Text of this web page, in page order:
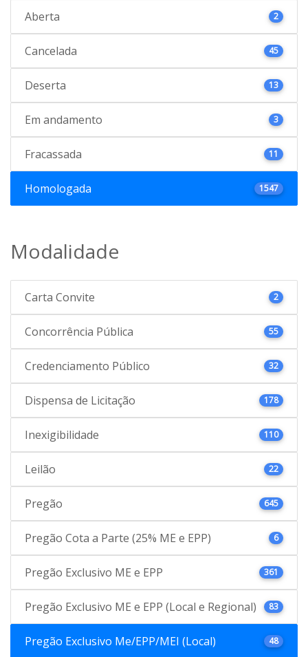
Aberta 2
Cancelada 45
Deserta 13
Em andamento 3
Fracassada 11
Homologada 1547
Modalidade
Carta Convite 2
Concorrência Pública 55
Credenciamento Público 32
Dispensa de Licitação 178
Inexigibilidade 110
Leilão 22
Pregão 645
Pregão Cota a Parte (25% ME e EPP) 6
Pregão Exclusivo ME e EPP 361
Pregão Exclusivo ME e EPP (Local e Regional) 83
Pregão Exclusivo Me/EPP/MEI (Local) 48